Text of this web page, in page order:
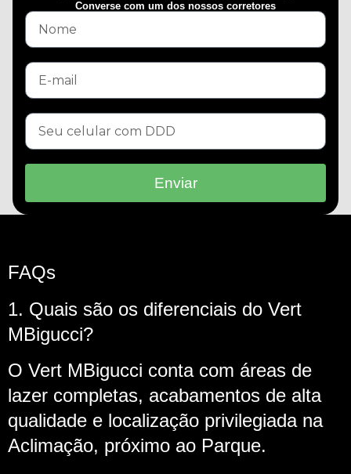
Converse com um dos nossos corretores
Enviar
FAQs
1. Quais são os diferenciais do Vert
MBigucci?
O Vert MBigucci conta com áreas de
lazer completas, acabamentos de alta
qualidade e localização privilegiada na
Aclimação, próximo ao Parque.